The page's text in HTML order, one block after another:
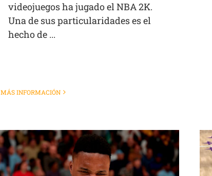
videojuegos ha jugado el NBA 2K.
Una de sus particularidades es el
hecho de ...
MÁS INFORMACIÓN